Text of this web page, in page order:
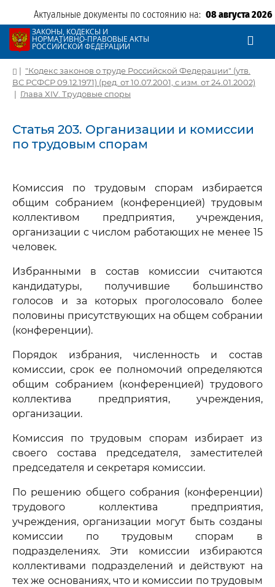
Актуальные документы по состоянию на: 08 августа 2026
ЗАКОНЫ, КОДЕКСЫ И
НОРМАТИВНО-ПРАВОВЫЕ АКТЫ
РОССИЙСКОЙ ФЕДЕРАЦИИ
| "Кодекс законов о труде Российской Федерации" (утв.
ВС РСФСР 09.12.1971) (ред. от 10.07.2001, с изм. от 24.01.2002)
| Глава XIV. Трудовые споры
Статья 203. Организации и комиссии
по трудовым спорам
Комиссия по трудовым спорам избирается
общим собранием (конференцией) трудовым
коллективом предприятия, учреждения,
организации с числом работающих не менее 15
человек.
Избранными в состав комиссии считаются
кандидатуры, получившие большинство
голосов и за которых проголосовало более
половины присутствующих на общем собрании
(конференции).
Порядок избрания, численность и состав
комиссии, срок ее полномочий определяются
общим собранием (конференцией) трудового
коллектива предприятия, учреждения,
организации.
Комиссия по трудовым спорам избирает из
своего состава председателя, заместителей
председателя и секретаря комиссии.
По решению общего собрания (конференции)
трудового коллектива предприятия,
учреждения, организации могут быть созданы
комиссии по трудовым спорам в
подразделениях. Эти комиссии избираются
коллективами подразделений и действуют на
тех же основаниях, что и комиссии по трудовым